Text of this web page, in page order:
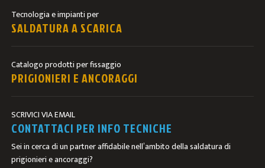
Tecnologia e impianti per
SALDATURA A SCARICA
Catalogo prodotti per fissaggio
PRIGIONIERI E ANCORAGGI
SCRIVICI VIA EMAIL
CONTATTACI PER INFO TECNICHE
Sei in cerca di un partner affidabile nell’ambito della saldatura di
prigionieri e ancoraggi?